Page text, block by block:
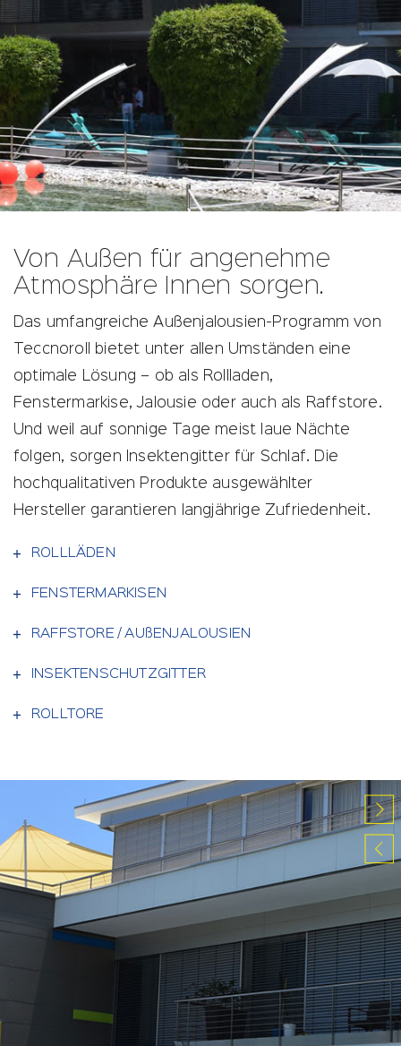
Das
Blindtext
Headline.
Das
Blindtext
Headline.
Das
Blindtext
Headline.
Von Außen für angenehme
Atmosphäre Innen sorgen.
Das umfangreiche Außenjalousien-Programm von
Teccnoroll bietet unter allen Umständen eine
optimale Lösung – ob als Rollladen,
Fenstermarkise, Jalousie oder auch als Raffstore.
Und weil auf sonnige Tage meist laue Nächte
folgen, sorgen Insektengitter für Schlaf. Die
hochqualitativen Produkte ausgewählter
Hersteller garantieren langjährige Zufriedenheit.
ROLLLÄDEN
FENSTERMARKISEN
RAFFSTORE / AUßENJALOUSIEN
INSEKTENSCHUTZGITTER
ROLLTORE